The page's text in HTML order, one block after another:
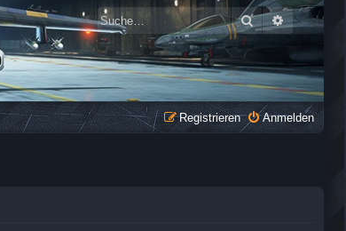
Suche Erweiterte
Anmelden
Registrieren